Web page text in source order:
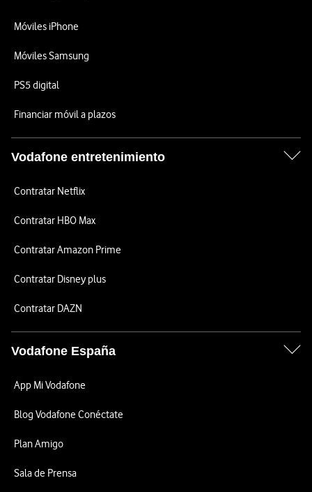
Móviles iPhone
Móviles Samsung
PS5 digital
Financiar móvil a plazos
Vodafone entretenimiento
Contratar Netflix
Contratar HBO Max
Contratar Amazon Prime
Contratar Disney plus
Contratar DAZN
Vodafone España
App Mi Vodafone
Blog Vodafone Conéctate
Plan Amigo
Sala de Prensa